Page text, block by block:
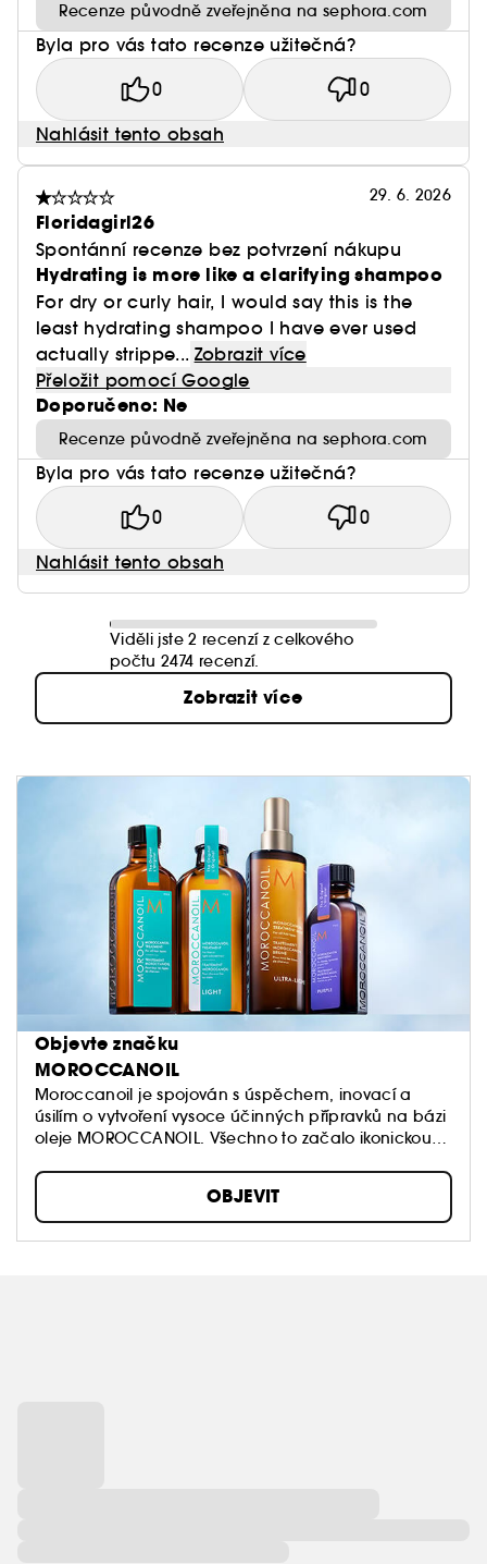
Recenze původně zveřejněna na sephora.com
Byla pro vás tato recenze užitečná?
0 0
Nahlásit tento obsah
29. 6. 2026
Floridagirl26
Spontánní recenze bez potvrzení nákupu
Hydrating is more like a clarifying shampoo
For dry or curly hair, I would say this is the
least hydrating shampoo I have ever used
actually strippe... Zobrazit více
Přeložit pomocí Google
Doporučeno: Ne
Recenze původně zveřejněna na sephora.com
Byla pro vás tato recenze užitečná?
0 0
Nahlásit tento obsah
Viděli jste 2 recenzí z celkového
počtu 2474 recenzí.
Zobrazit více
Objevte značku
MOROCCANOIL
Moroccanoil je spojován s úspěchem, inovací a
úsilím o vytvoření vysoce účinných přípravků na bázi
oleje MOROCCANOIL. Všechno to začalo ikonickou
celá řada produktů pro péči o vlasy a tělo.
OBJEVIT